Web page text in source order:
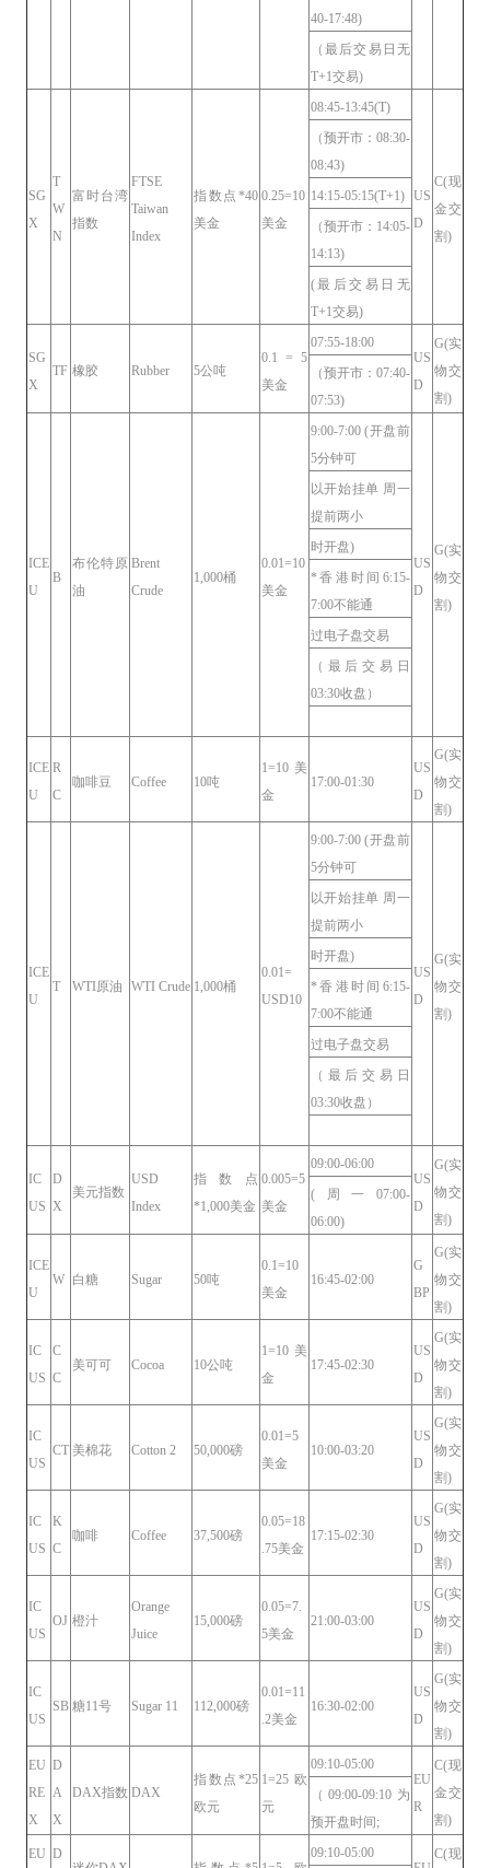
40-17:48)
（最后交易日无
T+1交易)
SG
X
T
W
N
富时台湾
指数
FTSE
Taiwan
Index
指数点*40
美金
0.25=10
美金
08:45-13:45(T)
US
D
C(现
金交
割)
（预开市：08:30-
08:43)
14:15-05:15(T+1)
（预开市：14:05-
14:13)
(最后交易日无
T+1交易)
SG
X
TF 橡胶 Rubber 5公吨
0.1 = 5
美金
07:55-18:00
US
D
G(实
物交
割)
（预开市：07:40-
07:53)
ICE
U
B
布伦特原
油
Brent
Crude
1,000桶
0.01=10
美金
9:00-7:00 (开盘前
5分钟可
US
D
G(实
物交
割)
以开始挂单 周一
提前两小
时开盘)
*香港时间6:15-
7:00不能通
过电子盘交易
（最后交易日
03:30收盘）
ICE
U
R
C
咖啡豆 Coffee 10吨
1=10美
金
17:00-01:30
US
D
G(实
物交
割)
ICE
U
T WTI原油 WTI Crude 1,000桶
0.01=
USD10
9:00-7:00 (开盘前
5分钟可
US
D
G(实
物交
割)
以开始挂单 周一
提前两小
时开盘)
*香港时间6:15-
7:00不能通
过电子盘交易
（最后交易日
03:30收盘）
IC
US
D
X
美元指数
USD
Index
指数点
*1,000美金
0.005=5
美金
09:00-06:00
US
D
G(实
物交
割)
(周一07:00-
06:00)
ICE
U
W 白糖 Sugar 50吨
0.1=10
美金
16:45-02:00
G
BP
G(实
物交
割)
IC
US
C
C
美可可 Cocoa 10公吨
1=10美
金
17:45-02:30
US
D
G(实
物交
割)
IC
US
CT 美棉花 Cotton 2 50,000磅
0.01=5
美金
10:00-03:20
US
D
G(实
物交
割)
IC
US
K
C
咖啡 Coffee 37,500磅
0.05=18
.75美金
17:15-02:30
US
D
G(实
物交
割)
IC
US
OJ 橙汁
Orange
Juice
15,000磅
0.05=7.
5美金
21:00-03:00
US
D
G(实
物交
割)
IC
US
SB 糖11号 Sugar 11 112,000磅
0.01=11
.2美金
16:30-02:00
US
D
G(实
物交
割)
EU
RE
X
D
A
X
DAX指数 DAX
指数点*25
欧元
1=25欧
元
09:10-05:00
EU
R
C(现
金交
割)
（09:00-09:10为
预开盘时间;
EU D
09:10-05:00
C(现